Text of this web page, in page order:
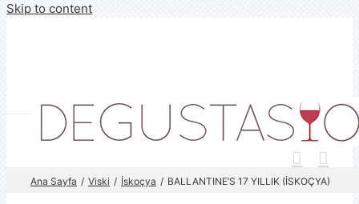
Skip to content
Ana Sayfa Viski İskoçya BALLANTINE’S 17 YILLIK (İSKOÇYA)